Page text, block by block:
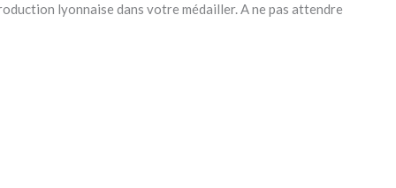
lyonnaise dans votre médailler. A ne pas attendre